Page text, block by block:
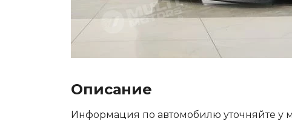
Описание
Информация по автомобилю уточняйте у